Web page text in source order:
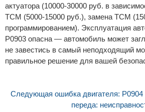
актуатора (10000-30000 руб. в
TCM (5000-15000 руб.), замена TCM
программированием). Эксплуатация
P0903 опасна — автомобиль может
не завестись в самый неподходящий
правильное решение для вашей
Следующая ошибка двигателя:
переда: